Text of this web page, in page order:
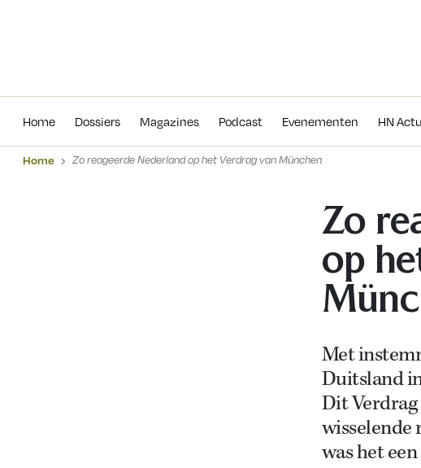
Home Dossiers Magazines Podcast Evenementen HN
Home Zo reageerde Nederland op het Verdrag van München
Zo
op
Met
Duitsland
Dit
wisselende
was het